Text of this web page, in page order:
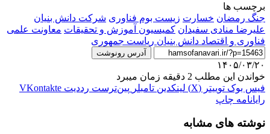
برچسب ها
جنگ رمضان خسارت زیست بوم فناوری شرکت دانش بنیان
علیرضا منادی سفیدان کمیسیون آموزش و تحقیقات معاونت علمی
فناوری و اقتصاد دانش بنیان ریاست جمهوری
آدرس رونوشت
۱۴۰۵/۰۳/۲۰
خواندن این مطلب 2 دقیقه زمان میبرد
فیس بوک توییتر (X) لینکدین ‫تامبلر ‫پین‌ترست ‫رددیت ‫VKontakte
رایانامه چاپ
نوشته های مشابه